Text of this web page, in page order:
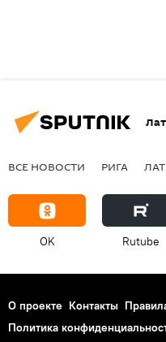
ВСЕ НОВОСТИ РИГА
OK Rutube
О проекте Контакты
Политика